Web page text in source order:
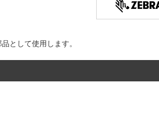
として使用します。